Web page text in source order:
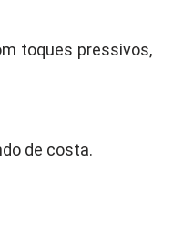
toques pressivos,
de costa.